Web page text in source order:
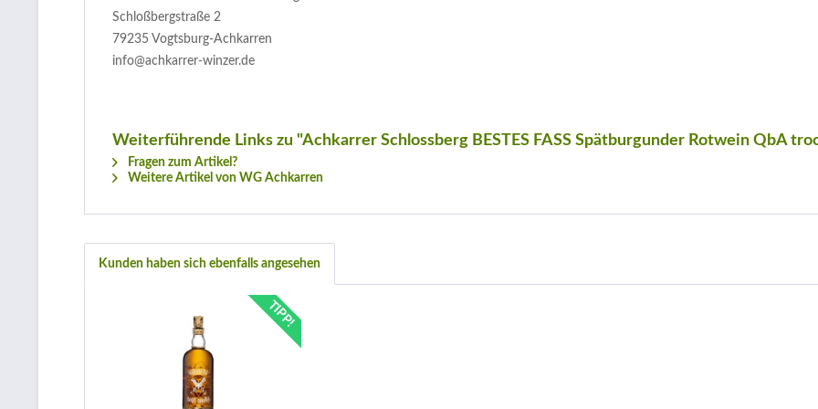
Schloßbergstraße 2
79235 Vogtsburg-Achkarren
info@achkarrer-winzer.de
Weiterführende Links zu "Achkarrer Schlossberg BESTES FASS Spätburgunder Rotwein QbA
Fragen zum Artikel?
Weitere Artikel von WG Achkarren
Kunden haben sich ebenfalls angesehen
TIPP!